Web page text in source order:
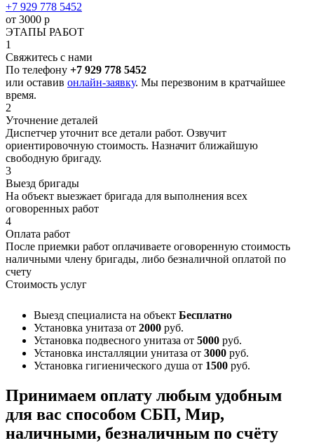
+7 929 778 5452
от 3000 р
ЭТАПЫ РАБОТ
1
Свяжитесь с нами
По телефону +7 929 778 5452
или оставив онлайн-заявку. Мы перезвоним в кратчайшее
время.
2
Уточнение деталей
Диспетчер уточнит все детали работ. Озвучит
ориентировочную стоимость. Назначит ближайшую
свободную бригаду.
3
Выезд бригады
На объект выезжает бригада для выполнения всех
оговоренных работ
4
Оплата работ
После приемки работ оплачиваете оговоренную стоимость
наличными члену бригады, либо безналичной оплатой по
счету
Стоимость услуг
Выезд специалиста на объект Бесплатно
Установка унитаза от 2000 руб.
Установка подвесного унитаза от 5000 руб.
Установка инсталляции унитаза от 3000 руб.
Установка гигиенического душа от 1500 руб.
Принимаем оплату любым удобным
для вас способом СБП, Мир,
наличными, безналичным по счёту